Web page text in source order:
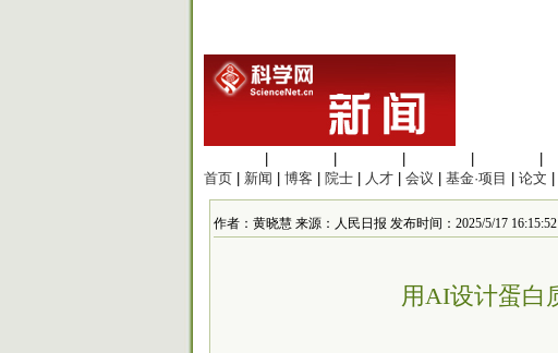
首页
新闻 博客 院士 人才 会议 基金·项目 论文
作者：黄晓慧 来源：人民日报 发布时间：2025/5/17 16:15:52
用AI设计蛋白